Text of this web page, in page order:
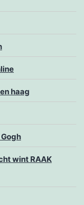
haag
wint RAAK